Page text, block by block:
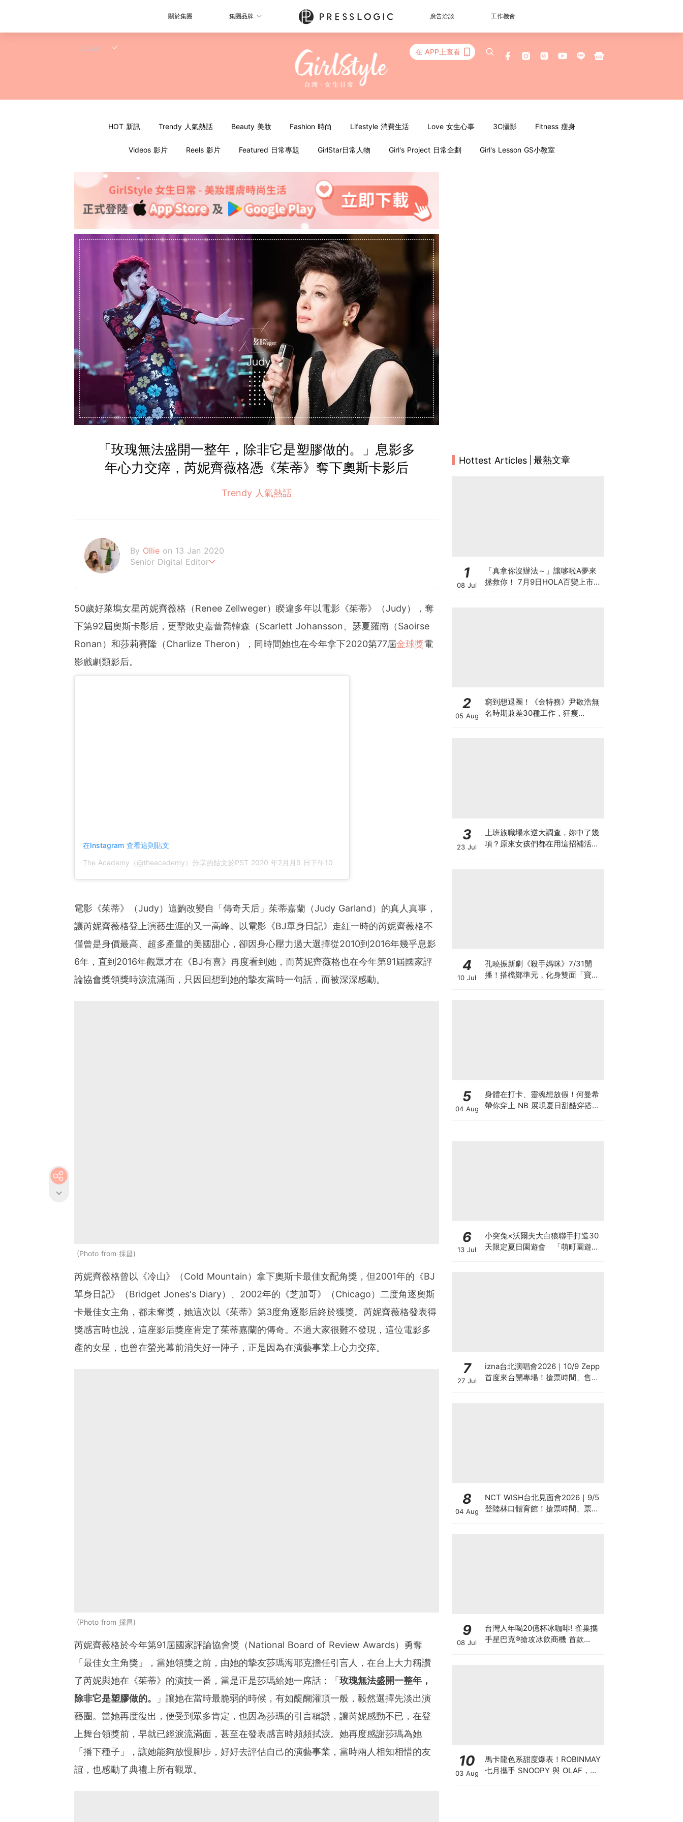
關於集團 集團品牌 廣告洽談 工作機會
在 APP上查看
HOT 新訊 Trendy 人氣熱話 Beauty 美妝 Fashion 時尚 Lifestyle 消費生活 Love 女生心事 3C攝影 Fitness 瘦身
Videos 影片 Reels 影片 Featured 日常專題 GirlStar日常人物 Girl's Project 日常企劃 Girl's Lesson GS小教室
「玫瑰無法盛開一整年，除非它是塑膠做的。」息影多
年心力交瘁，芮妮齊薇格憑《茱蒂》奪下奧斯卡影后
Trendy 人氣熱話
By Ollie on 13 Jan 2020
Senior Digital Editor
50歲好萊塢女星芮妮齊薇格（Renee Zellweger）睽違多年以電影《茱蒂》（Judy），奪
下第92屆奧斯卡影后，更擊敗史嘉蕾喬韓森（Scarlett Johansson、瑟夏羅南（Saoirse
Ronan）和莎莉賽隆（Charlize Theron），同時間她也在今年拿下2020第77屆金球獎電
影戲劇類影后。
在Instagram 查看這則貼文
The Academy（@theacademy）分享的貼文於PST 2020 年2月月9 日下午10:32
電影《茱蒂》（Judy）這齣改變自「傳奇天后」茱蒂嘉蘭（Judy Garland）的真人真事，
讓芮妮齊薇格登上演藝生涯的又一高峰。 以電影《BJ單身日記》走紅一時的芮妮齊薇格不
僅曾是身價最高、超多產量的美國甜心，卻因身心壓力過大選擇從2010到2016年幾乎息影
6年，直到2016年觀眾才在《BJ有喜》再度看到她，而芮妮齊薇格也在今年第91屆國家評
論協會獎領獎時淚流滿面，只因回想到她的摯友當時一句話，而被深深感動。
Photo from 採昌
芮妮齊薇格曾以《冷山》（Cold Mountain）拿下奧斯卡最佳女配角獎，但2001年的《BJ
單身日記》（Bridget Jones's Diary）、2002年的《芝加哥》（Chicago）二度角逐奧斯
卡最佳女主角，都未奪獎，她這次以《茱蒂》第3度角逐影后終於獲獎。 芮妮齊薇格發表得
獎感言時也說，這座影后獎座肯定了茱蒂嘉蘭的傳奇。 不過大家很難不發現，這位電影多
產的女星，也曾在螢光幕前消失好一陣子，正是因為在演藝事業上心力交瘁。
Photo from 採昌
芮妮齊薇格於今年第91屆國家評論協會獎（National Board of Review Awards）勇奪
「最佳女主角獎」，當她領獎之前，由她的摯友莎瑪海耶克擔任引言人，在台上大力稱讚
了芮妮與她在《茱蒂》的演技一番，當是正是莎瑪給她一席話：「 玫瑰無法盛開一整年，
除非它是塑膠做的。
」讓她在當時最脆弱的時候，有如醍醐灌頂一般，毅然選擇先淡出演
藝圈。 當她再度復出，便受到眾多肯定，也因為莎瑪的引言稱讚，讓芮妮感動不已，在登
上舞台領獎前，早就已經淚流滿面，甚至在發表感言時頻頻拭淚。 她再度感謝莎瑪為她
「播下種子」，讓她能夠放慢腳步，好好去評估自己的演藝事業，當時兩人相知相惜的友
誼，也感動了典禮上所有觀眾。
Hottest Articles 最熱文章
1
08 Jul
「真拿你沒辦法～」讓哆啦A夢來
拯救你！ 7月9日HOLA百變上市
2
05 Aug
窮到想退圈！《金特務》尹敬浩無
名時期兼差30種工作，狂瘦
3
23 Jul
上班族職場水逆大調查，妳中了幾
項？原來女孩們都在用這招補活
4
10 Jul
孔曉振新劇《殺手媽咪》7/31開
播！搭檔鄭準元，化身雙面「寶媽
5
04 Aug
身體在打卡、靈魂想放假！何曼希
帶你穿上 NB 展現夏日甜酷穿搭
6
13 Jul
小突兔×沃爾夫大白狼聯手打造30
天限定夏日園遊會 「萌町園遊
7
27 Jul
izna台北演唱會2026｜10/9 Zepp
首度來台開專場！搶票時間、售票
8
04 Aug
NCT WISH台北見面會2026｜9/5
登陸林口體育館！搶票時間、票價
9
08 Jul
台灣人年喝20億杯冰咖啡! 雀巢攜
手星巴克®搶攻冰飲商機 首款
10
03 Aug
馬卡龍色系甜度爆表！ROBINMAY
七月攜手 SNOOPY 與 OLAF，打